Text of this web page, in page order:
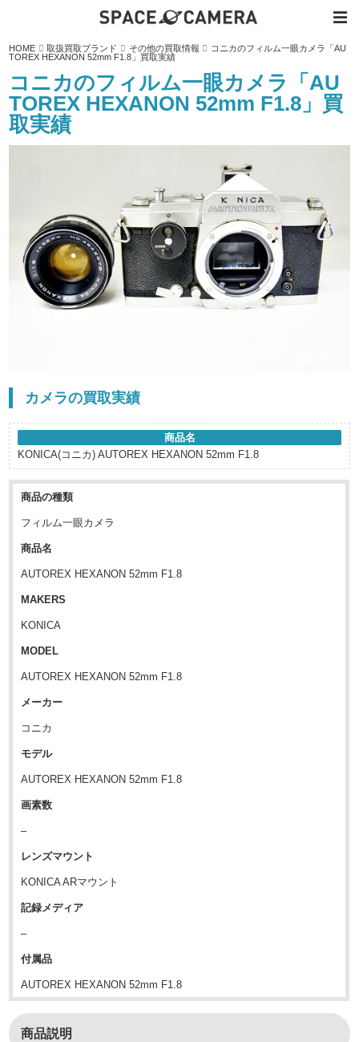
容
キ
ッ
プ
HOME 取扱買取ブランド その他の買取情報
コニカのフィルム一眼カメラ「AU
TOREX HEXANON 52mm F1.8」買取実績
コニカのフィルム一眼カメラ「AU
TOREX HEXANON 52mm F1.8」買
取実績
カメラの買取実績
商品名
KONICA(コニカ) AUTOREX HEXANON 52mm F1.8
商品の種類
フィルム一眼カメラ
商品名
AUTOREX HEXANON 52mm F1.8
MAKERS
KONICA
MODEL
AUTOREX HEXANON 52mm F1.8
メーカー
コニカ
モデル
AUTOREX HEXANON 52mm F1.8
画素数
–
レンズマウント
KONICA ARマウント
記録メディア
–
付属品
AUTOREX HEXANON 52mm F1.8
商品説明